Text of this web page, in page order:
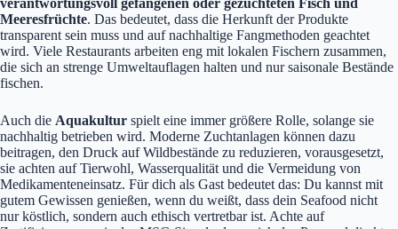
Meeresfrüchte. Das bedeutet, dass die Herkunft der Produkte
transparent sein muss und auf nachhaltige Fangmethoden geachtet
wird. Viele Restaurants arbeiten eng mit lokalen Fischern zusammen,
die sich an strenge Umweltauflagen halten und nur saisonale Bestände
fischen.
Auch die Aquakultur spielt eine immer größere Rolle, solange sie
nachhaltig betrieben wird. Moderne Zuchtanlagen können dazu
beitragen, den Druck auf Wildbestände zu reduzieren, vorausgesetzt,
sie achten auf Tierwohl, Wasserqualität und die Vermeidung von
Medikamenteneinsatz. Für dich als Gast bedeutet das: Du kannst mit
gutem Gewissen genießen, wenn du weißt, dass dein Seafood nicht
nur köstlich, sondern auch ethisch vertretbar ist. Achte auf